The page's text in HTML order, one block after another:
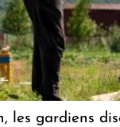
les gardiens